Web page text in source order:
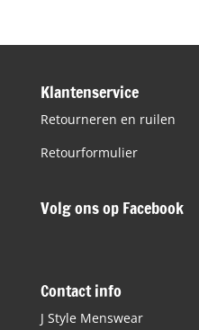
Klantenservice
Retourneren en ruilen
Retourformulier
Volg ons op Facebook
Contact info
J Style Menswear